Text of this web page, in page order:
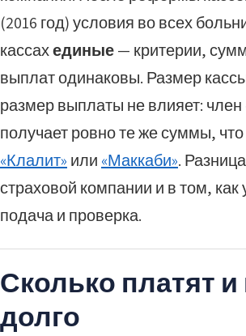
(2016 год) условия во всех
кассахединые— критерии,
выплат одинаковы. Размер
размер выплаты не влияет: член
получает ровно те же суммы,
«Клалит» или «Маккаби».
страховой компании и в том, как
подача и проверка.
Сколько платят и
долго